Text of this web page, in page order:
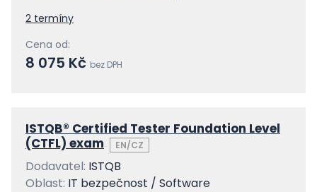
2 termíny
Cena od:
8 075 Kč bez DPH
ISTQB® Certified Tester Foundation Level
(CTFL) exam
EN/CZ
Dodavatel: ISTQB
Oblast: IT bezpečnost / Software